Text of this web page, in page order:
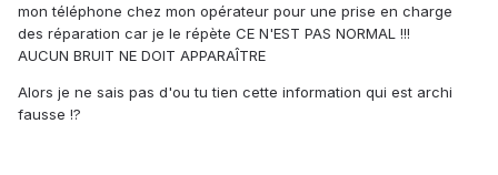
mon téléphone chez mon opérateur pour une prise en charge
des réparation car je le répète CE N'EST PAS NORMAL !!!
AUCUN BRUIT NE DOIT APPARAÎTRE
Alors je ne sais pas d'ou tu tien cette information qui est archi
fausse !?